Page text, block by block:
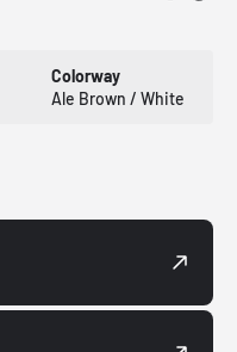
Colorway
Ale Brown / White